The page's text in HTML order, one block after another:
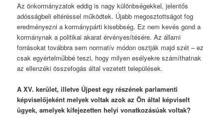
Az önkormányzatok eddig is nagy különbségekkel, jelentős
adósságbeli eltéréssel működtek. Újabb megosztottságot fog
eredményezni a kormánypárti kisebbség. Ez nem kevés gond a
kormánynak a politikai akarat érvényesítésére. Az állami
forrásokat továbbra sem normatív módon osztják majd szét – ez
csak egyértelműbbé teszi, hogy milyen esélyekre számíthatnak
az ellenzéki összefogás által vezetett települések.
A XV. kerület, illetve Újpest egy részének parlamenti
képviselőjeként melyek voltak azok az Ön által képviselt
ügyek, amelyek kifejezetten helyi vonatkozásúak voltak?